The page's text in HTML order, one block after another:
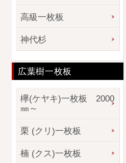
高級一枚板
神代杉
広葉樹一枚板
欅(ケヤキ)一枚板 2000
㎜～
栗 (クリ)一枚板
楠 (クス)一枚板